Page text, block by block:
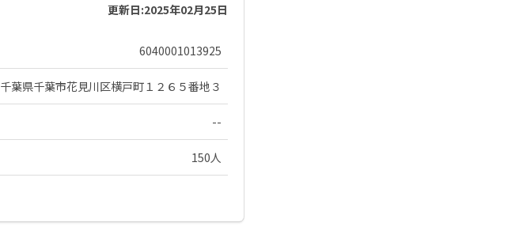
更新日:2025年02月25日
6040001013925
千葉県千葉市花見川区横戸町１２６５番地３
--
150人